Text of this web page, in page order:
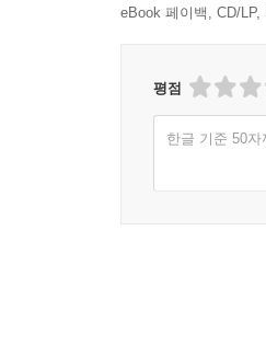
eBook 페이백, CD/
평점
한글 기준 50